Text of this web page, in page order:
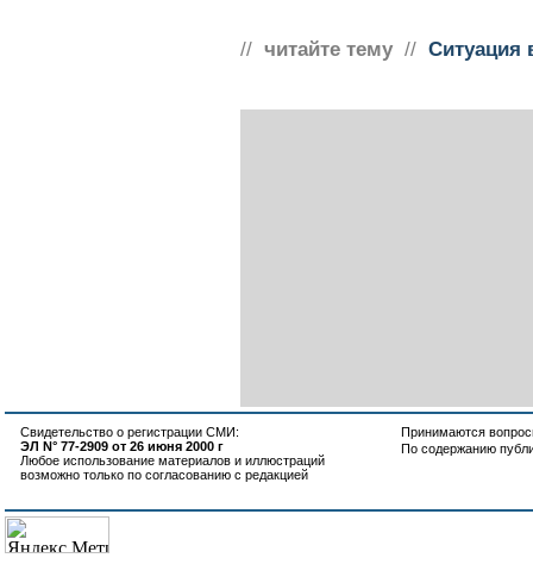
// читайте тему // Ситуация
Свидетельство о регистрации СМИ:
ЭЛ N° 77-2909 от 26 июня 2000 г
Любое использование материалов и иллюстраций
возможно только по согласованию с редакцией
Принимаются
По содержанию